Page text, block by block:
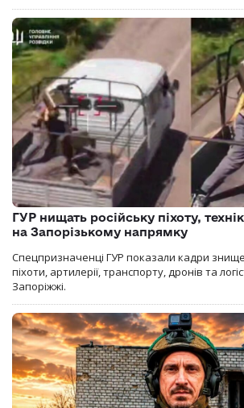
ГУР нищать російську піхоту,
на Запорізькому напрямку
Спецпризначенці ГУР показали кадри
піхоти, артилерії, транспорту, дронів та
Запоріжжі.